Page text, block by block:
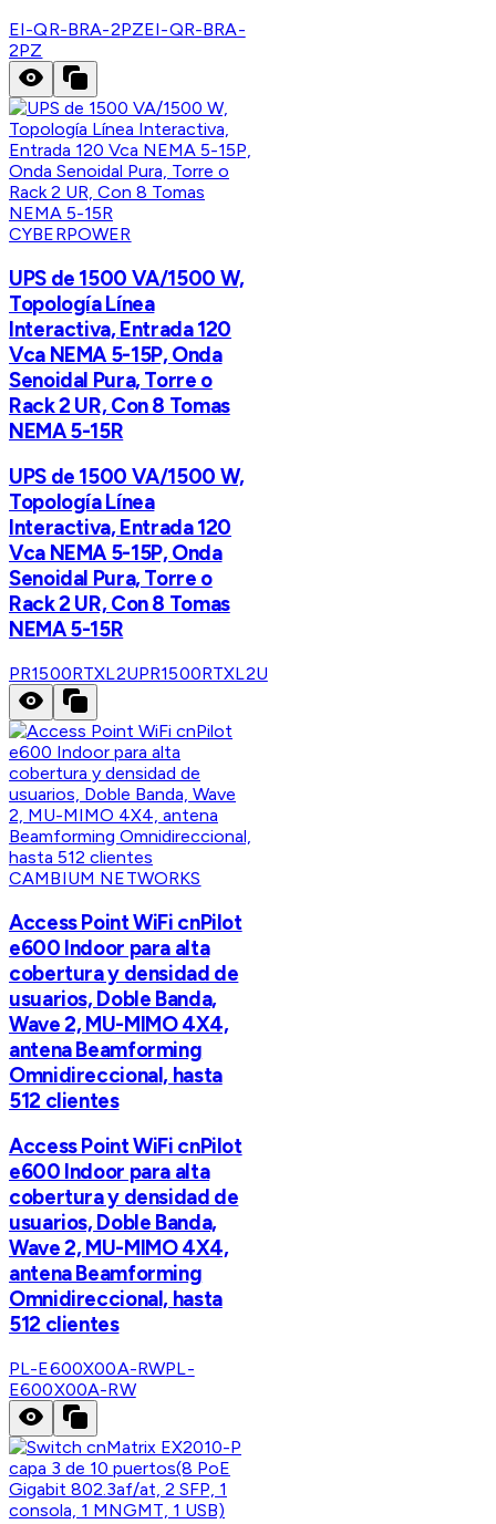
EI-QR-BRA-2PZEI-QR-BRA-
2PZ
CYBERPOWER
UPS de 1500 VA/1500 W,
Topología Línea
Interactiva, Entrada 120
Vca NEMA 5-15P, Onda
Senoidal Pura, Torre o
Rack 2 UR, Con 8 Tomas
NEMA 5-15R
UPS de 1500 VA/1500 W,
Topología Línea
Interactiva, Entrada 120
Vca NEMA 5-15P, Onda
Senoidal Pura, Torre o
Rack 2 UR, Con 8 Tomas
NEMA 5-15R
PR1500RTXL2UPR1500RTXL2U
CAMBIUM NETWORKS
Access Point WiFi cnPilot
e600 Indoor para alta
cobertura y densidad de
usuarios, Doble Banda,
Wave 2, MU-MIMO 4X4,
antena Beamforming
Omnidireccional, hasta
512 clientes
Access Point WiFi cnPilot
e600 Indoor para alta
cobertura y densidad de
usuarios, Doble Banda,
Wave 2, MU-MIMO 4X4,
antena Beamforming
Omnidireccional, hasta
512 clientes
PL-E600X00A-RWPL-
E600X00A-RW